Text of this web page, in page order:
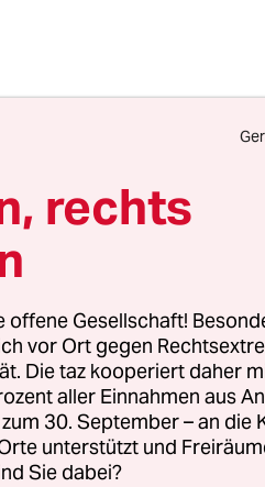
ließe sich die
bringen – doch
des Mannes,
und Judentum,
Integration.
Judentums,
Differenz
glaubt, durch
Die weltweit
rechts
Gesellschaft!
vor Ort gegen
Die taz kooperiert daher
aller Einnahmen aus
30. September – an die
unterstützt und
Sie dabei?